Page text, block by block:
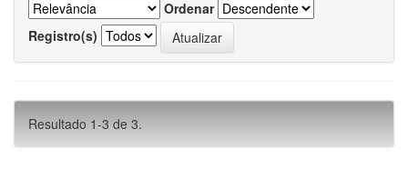
Ordenar
Registro(s)
Resultado 1-3 de 3.